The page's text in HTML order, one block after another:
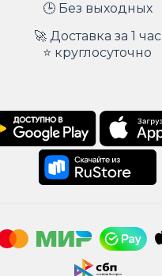
🕒 Без выходных
🚀 Доставка за 1 час
⭐ круглосуточно